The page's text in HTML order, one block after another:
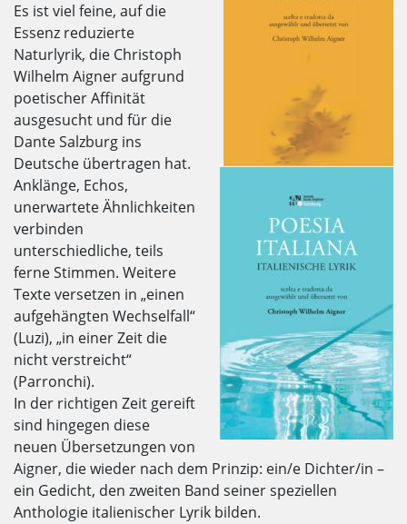
Es ist viel feine, auf die
Essenz reduzierte
Naturlyrik, die Christoph
Wilhelm Aigner aufgrund
poetischer Affinität
ausgesucht und für die
Dante Salzburg ins
Deutsche übertragen hat.
Anklänge, Echos,
unerwartete Ähnlichkeiten
verbinden
unterschiedliche, teils
ferne Stimmen. Weitere
Texte versetzen in „einen
aufgehängten Wechselfall“
(Luzi), „in einer Zeit die
nicht verstreicht“
(Parronchi).
In der richtigen Zeit gereift
sind hingegen diese
neuen Übersetzungen von
Aigner, die wieder nach dem Prinzip: ein/e Dichter/in –
ein Gedicht, den zweiten Band seiner speziellen
Anthologie italienischer Lyrik bilden.